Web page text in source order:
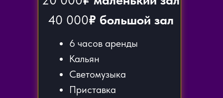
40 000₽ большой зал
6 часов аренды
Кальян
Светомузыка
Приставка